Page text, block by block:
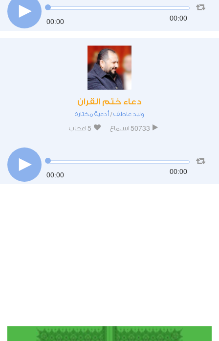
00:00 00:00
دعاء ختم القران
وليد عاطف/ أدعية مختارة
50733 استماع 5 اعجاب
00:00 00:00